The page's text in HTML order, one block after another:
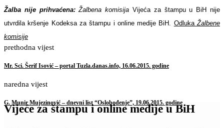
Žalba nije prihvaćena:Žalbena komisijaVijeća za štampu u BiH nije
utvrdila kršenje Kodeksa za štampu i online medije BiH. OdlukaŽalbene
komisije
prethodna vijest
Mr. Sci. Šerif Isović – portal Tuzla.danas.info, 16.06.2015. godine
naredna vijest
G. Munir Mujezinović – dnevni list “Oslobođenje”, 19.06.2015. godine
Vijeće za štampu i online medije u BiH